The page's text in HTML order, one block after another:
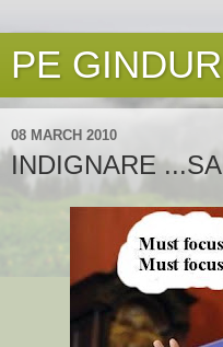
PE
08 MARCH 2010
INDIGNARE